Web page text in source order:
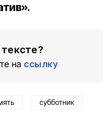
».
на ссылку
субботник